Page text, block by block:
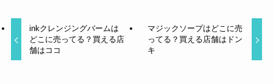
inkクレンジングバームは
どこに売ってる？買える店
舗はココ
マジックソープはどこに売
ってる？買える店舗はドン
キ